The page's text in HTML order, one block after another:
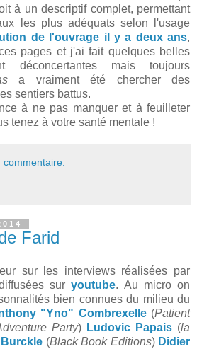
à un descriptif complet, permettant
les plus adéquats selon l'usage
de l'ouvrage il y a deux ans,
pages et j'ai fait quelques belles
déconcertantes mais toujours
a vraiment été chercher des
sentiers battus.
à ne pas manquer et à feuilleter
tenez à votre santé mentale !
commentaire:
Farid
sur les interviews réalisées par
suryoutube. Au micro on
bien connues du milieu du
"Yno" Combrexelle (Patient
Party) Ludovic Papais (la
Burckle (Black Book Editions) Didier